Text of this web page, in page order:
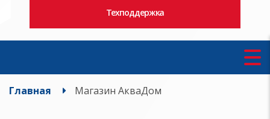
Техподдержка
Главная Магазин АкваДом